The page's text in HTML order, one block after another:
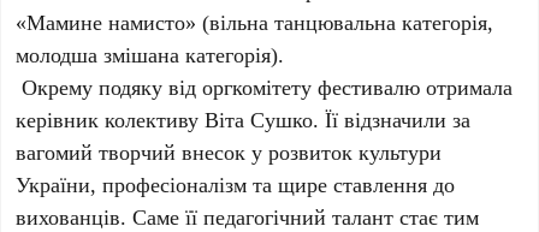
«Мамине намисто» (вільна танцювальна категорія,
молодша змішана категорія).
Окрему подяку від оргкомітету фестивалю отримала
керівник колективу Віта Сушко. Її відзначили за
вагомий творчий внесок у розвиток культури
України, професіоналізм та щире ставлення до
вихованців. Саме її педагогічний талант стає тим